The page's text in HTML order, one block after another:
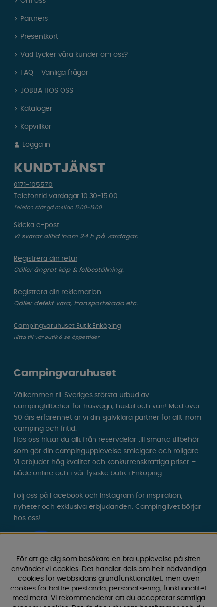
Partners
Presentkort
Vad tycker våra kunder om oss?
FAQ - Vanliga frågor
JOBBA HOS OSS
Kataloger
Köpvillkor
Logga in
KUNDTJÄNST
0171-105570
Telefontid vardagar 10:30-15:00
Telefon stängd mellan 12:00-13:00
Skicka e-post
Vi svarar alltid inom 24 h på vardagar.
Registrera din retur
Gäller ångrat köp & felbeställning.
Registrera din reklamation
Gäller defekt vara, transportskada etc.
Campingvaruhuset Butik Enköping
Hitta till vår butik & se öppettider
Campingvaruhuset
Välkommen till Sveriges största utbud av
campingtillbehör för husvagn, husbil och van! Med över
50 års erfarenhet är vi din självklara partner för allt inom
camping och fritid.
Hos oss hittar du allt från reservdelar till smarta tillbehör
som gör din campingupplevelse smidigare och roligare.
Vi erbjuder hög kvalitet och konkurrenskraftiga priser –
både online och i vår fysiska butik i Enköping.
Följ oss på Facebook och Instagram för inspiration,
nyheter och exklusiva erbjudanden. Campinglivet börjar
hos oss!
För att ge dig som besökare en bra upplevelse på siten
använder vi cookies. Det handlar dels om helt nödvändiga
cookies för webbsidans grundfunktionalitet, men även
cookies för bättre prestanda, personalisering, funktionalitet
med mera. Vi rekommenderar att du accepterar samtliga